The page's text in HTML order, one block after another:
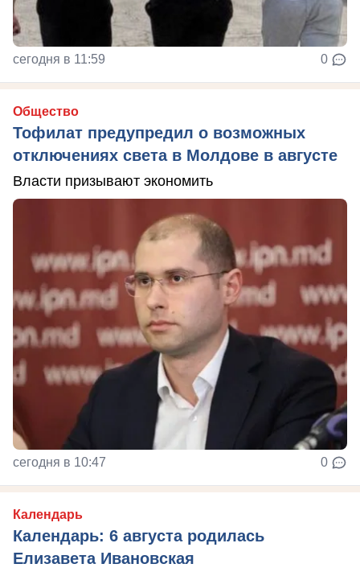
сегодня в 11:59 0
Общество
Тофилат предупредил о возможных
отключениях света в Молдове в августе
Власти призывают экономить
сегодня в 10:47 0
Календарь
Календарь: 6 августа родилась
Елизавета Ивановская